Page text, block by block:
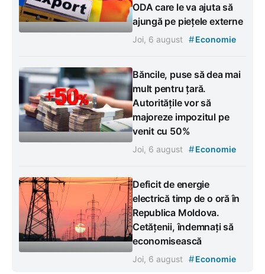
ODA care le va ajuta să
ajungă pe piețele externe
Joi, 6 august #Economie
Băncile, puse să dea mai
mult pentru țară.
Autoritățile vor să
majoreze impozitul pe
venit cu 50%
Joi, 6 august #Economie
Deficit de energie
electrică timp de o oră în
Republica Moldova.
Cetățenii, îndemnați să
economisească
Joi, 6 august #Economie